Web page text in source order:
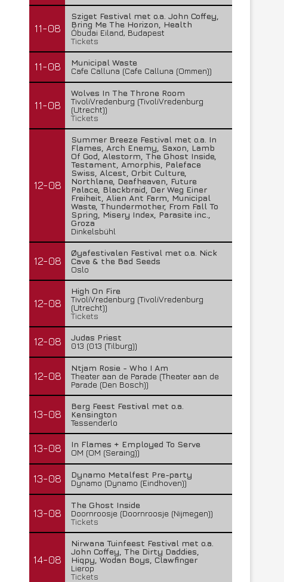
Lunatic Soul – Transition II
29 juli 2026
Boneripper – Radiant In
11-08
Sziget Festival met o.a. John Coffey,
Bring Me The Horizon, Health
Óbudai Eiland, Budapest
Tickets
11-08
Municipal Waste
Cafe Calluna (Cafe Calluna (Ommen))
11-08
Wolves In The Throne Room
TivoliVredenburg (TivoliVredenburg
(Utrecht))
Tickets
12-08
Summer Breeze Festival met o.a. In
Flames, Arch Enemy, Saxon, Lamb
Of God, Alestorm, The Ghost Inside,
Testament, Amorphis, Paleface
Swiss, Alcest, Orbit Culture,
Northlane, Deafheaven, Future
Palace, Blackbraid, Der Weg Einer
Freiheit, Alien Ant Farm, Municipal
Waste, Thundermother, From Fall To
Spring, Misery Index, Parasite inc.,
Groza
Dinkelsbühl
12-08
Øyafestivalen Festival met o.a. Nick
Cave & the Bad Seeds
Oslo
12-08
High On Fire
TivoliVredenburg (TivoliVredenburg
(Utrecht))
Tickets
12-08
Judas Priest
013 (013 (Tilburg))
12-08
Ntjam Rosie - Who I Am
Theater aan de Parade (Theater aan de
Parade (Den Bosch))
13-08
Berg Feest Festival met o.a.
Kensington
Tessenderlo
13-08
In Flames + Employed To Serve
OM (OM (Seraing))
13-08
Dynamo Metalfest Pre-party
Dynamo (Dynamo (Eindhoven))
13-08
The Ghost Inside
Doornroosje (Doornroosje (Nijmegen))
Tickets
14-08
Nirwana Tuinfeest Festival met o.a.
John Coffey, The Dirty Daddies,
Hiqpy, Wodan Boys, Clawfinger
Lierop
Tickets